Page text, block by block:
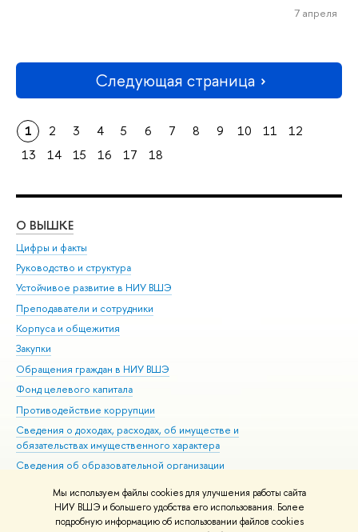
Мы используем файлы cookies для улучшения работы сайта
НИУ ВШЭ и большего удобства его использования. Более
подробную информацию об использовании файлов cookies
7 апреля
Следующая страница
1 2 3 4 5 6 7 8 9 10 11
12
13
14 15 16 17 18
О ВЫШКЕ
Цифры и факты
Руководство и структура
Устойчивое развитие в НИУ ВШЭ
Преподаватели и сотрудники
Корпуса и общежития
Закупки
Обращения граждан в НИУ ВШЭ
Фонд целевого капитала
Противодействие коррупции
Сведения о доходах, расходах, об имуществе и
обязательствах имущественного характера
Сведения об образовательной организации
Людям с ограниченными возможностями здоровья
Единая платежная страница
Работа в Вышке